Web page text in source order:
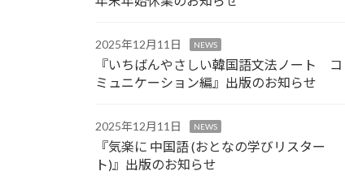
2025年12月11日 NEWS
『いちばんやさしい韓国語文法ノート コ
ミュニケーション編』出版のお知らせ
2025年12月11日 NEWS
『気楽に 中国語 (おとなの学びリスター
ト)』出版のお知らせ